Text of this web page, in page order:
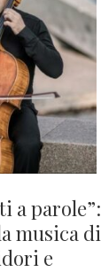
a parole”:
musica di
e